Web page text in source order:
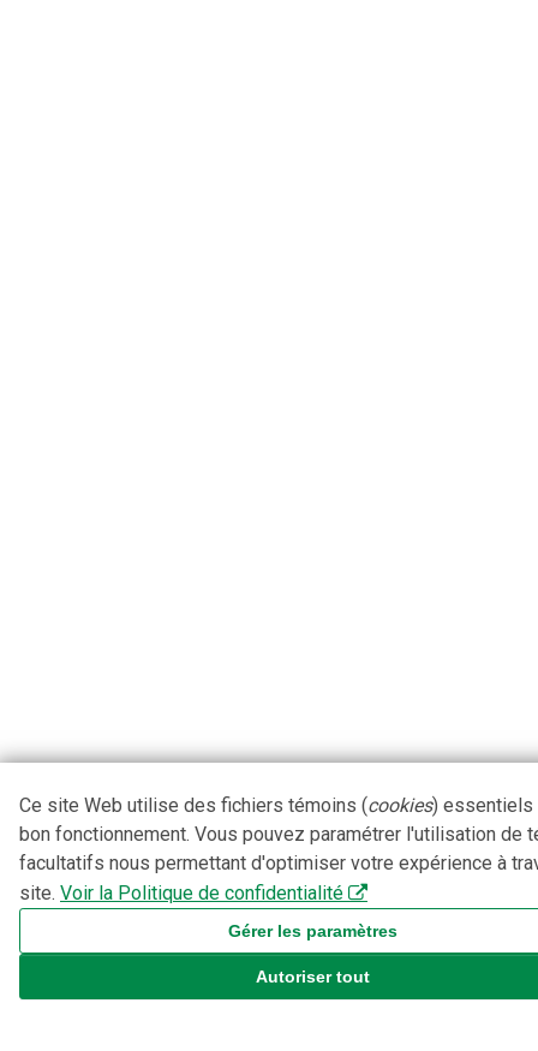
Ce site Web utilise des fichiers témoins (cookies) essentiels
bon fonctionnement. Vous pouvez paramétrer l'utilisation de
facultatifs nous permettant d'optimiser votre expérience à
site. Voir la Politique de confidentialité
Gérer les paramètres
Autoriser tout